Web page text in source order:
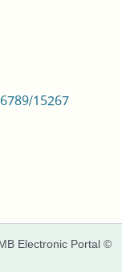
15267
Electronic Portal ©